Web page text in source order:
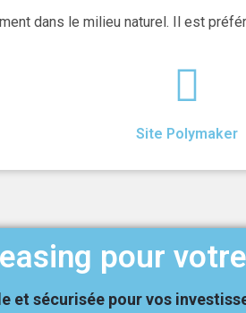
dans le milieu naturel. Il est
Site Polymaker
pour
et sécurisée pour vos